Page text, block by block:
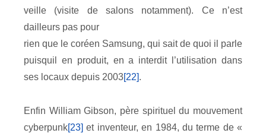
veille (visite de salons notamment). Ce n’est
dailleurs pas pour
rien que le coréen Samsung, qui sait de quoi il parle
puisquil en produit, en a interdit l’utilisation dans
ses locaux depuis 2003[22].
Enfin William Gibson, père spirituel du mouvement
cyberpunk[23] et inventeur, en 1984, du terme de «